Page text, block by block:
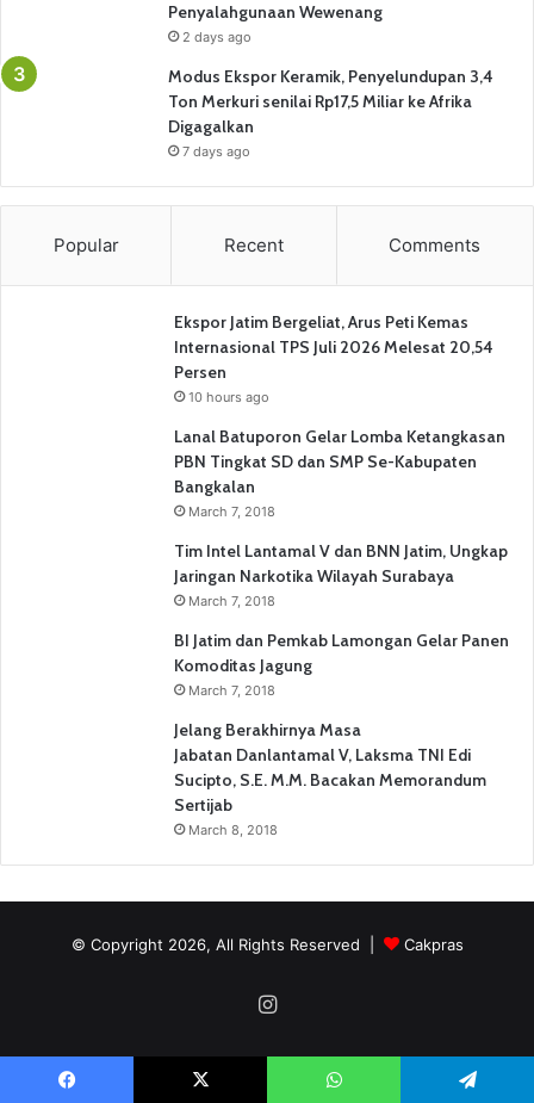
Penyalahgunaan Wewenang
2 days ago
Modus Ekspor Keramik, Penyelundupan 3,4
Ton Merkuri senilai Rp17,5 Miliar ke Afrika
Digagalkan
7 days ago
Popular Recent Comments
Ekspor Jatim Bergeliat, Arus Peti Kemas
Internasional TPS Juli 2026 Melesat 20,54
Persen
10 hours ago
Lanal Batuporon Gelar Lomba Ketangkasan
PBN Tingkat SD dan SMP Se-Kabupaten
Bangkalan
March 7, 2018
Tim Intel Lantamal V dan BNN Jatim, Ungkap
Jaringan Narkotika Wilayah Surabaya
March 7, 2018
BI Jatim dan Pemkab Lamongan Gelar Panen
Komoditas Jagung
March 7, 2018
Jelang Berakhirnya Masa
Jabatan Danlantamal V, Laksma TNI Edi
Sucipto, S.E. M.M. Bacakan Memorandum
Sertijab
March 8, 2018
© Copyright 2026, All Rights Reserved | Cakpras
Instagram